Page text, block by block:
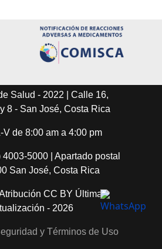
Salud - 2022 | Calle 16,
8 - San José, Costa Rica
V de 8:00 am a 4:00 pm
5000 | Apartado postal
San José, Costa Rica
CC BY Última
- 2026
y Términos de Uso